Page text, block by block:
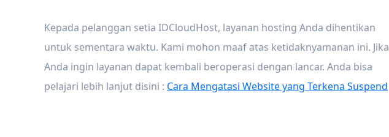
Kepada pelanggan setia IDCloudHost, layanan hosting Anda dihentikan
untuk sementara waktu. Kami mohon maaf atas ketidaknyamanan ini. Jika
Anda ingin layanan dapat kembali beroperasi dengan lancar. Anda bisa
pelajari lebih lanjut disini : Cara Mengatasi Website yang Terkena Suspend